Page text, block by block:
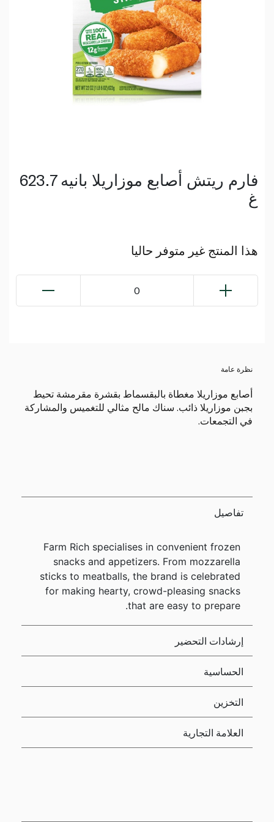
فارم ريتش أصابع موزاريلا بانيه 623.7
غ
هذا المنتج غير متوفر حاليا
0
نظرة عامة
أصابع موزاريلا مغطاة بالبقسماط بقشرة مقرمشة تحيط
بجبن موزاريلا ذائب. سناك مالح مثالي للتغميس والمشاركة
في التجمعات.
تفاصيل
Farm Rich specialises in convenient frozen
snacks and appetizers. From mozzarella
sticks to meatballs, the brand is celebrated
for making hearty, crowd-pleasing snacks
that are easy to prepare.
إرشادات التحضير
الحساسية
التخزين
العلامة التجارية